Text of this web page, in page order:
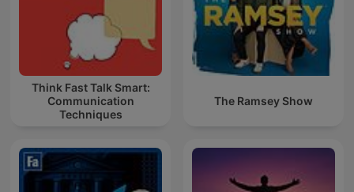
Think Fast Talk Smart:
Communication
Techniques
The Ramsey Show